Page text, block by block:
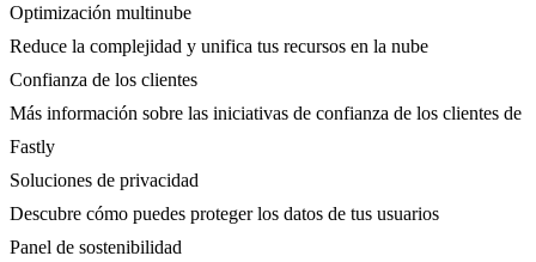
Optimización multinube
Reduce la complejidad y unifica tus recursos en la nube
Confianza de los clientes
Más información sobre las iniciativas de confianza de los clientes de
Fastly
Soluciones de privacidad
Descubre cómo puedes proteger los datos de tus usuarios
Panel de sostenibilidad